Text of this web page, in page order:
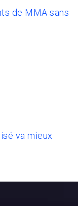
de MMA sans
va mieux